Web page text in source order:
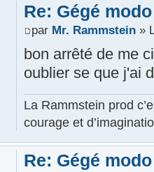
Re: Gégé
par Mr. Rammstein»
bon arrêté de me
oublier se que j'ai
La Rammstein prod
courage et
Re: Gégé